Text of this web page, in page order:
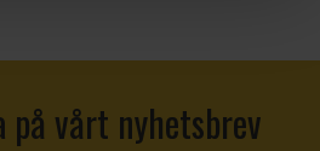
på vårt nyhetsbrev